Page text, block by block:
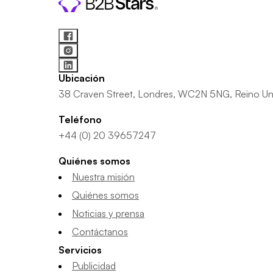
Ubicación
38 Craven Street, Londres, WC2N 5NG, Reino
Teléfono
+44 (0) 20 39657247
Quiénes somos
Nuestra misión
Quiénes somos
Noticias y prensa
Contáctanos
Servicios
Publicidad